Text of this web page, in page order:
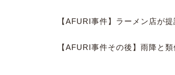
【AFURI事件】ラーメン店が
【AFURI事件その後】雨降と